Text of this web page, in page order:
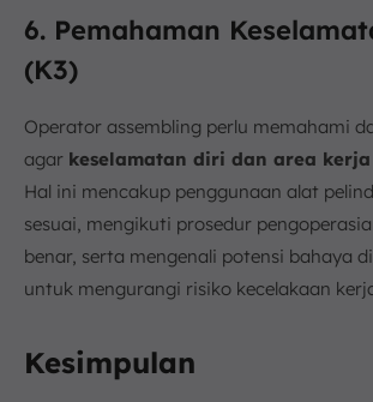
6. Pemahaman
(K3)
Operator assembling perlu memahami
agar keselamatan diri dan area
Hal ini mencakup penggunaan alat
sesuai, mengikuti prosedur
benar, serta mengenali potensi bahaya
untuk mengurangi risiko kecelakaan
Kesimpulan